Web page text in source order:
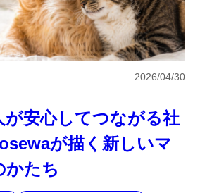
が安心してつながる社
が描く新しいマ
かたち
2026/04/30